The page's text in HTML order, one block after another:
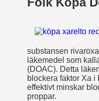
substansen
läkemedel som
(DOAC). Detta
blockera faktor Xa
effektivt minskar
proppar.